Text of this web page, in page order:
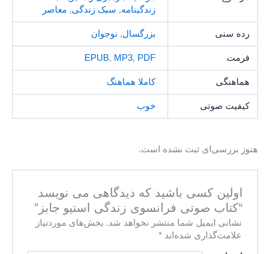
زندگینامه, سبک زندگی, معاصر
رده سنی بزرگسال, نوجوان
فرمت EPUB, MP3, PDF
هماهنگی کاملا هماهنگ
کیفیت صوتی خوب
هنوز بررسی‌ای ثبت نشده است.
اولین کسی باشید که دیدگاهی می نویسد
“کتاب صوتی فرانسوی زندگی استیو جابز”
نشانی ایمیل شما منتشر نخواهد شد. بخش‌های موردنیاز
علامت‌گذاری شده‌اند*